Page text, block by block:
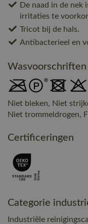
De naad in de nek
irritaties te
Tricot bij de hals.
Antibacterieel en
Wasvoorschriften
Niet bleken, Niet
Niet trommeldrogen,
Certificeringen
Categorie
Industriële